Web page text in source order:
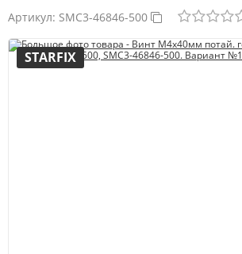
Артикул: SMC3-46846-500
STARFIX